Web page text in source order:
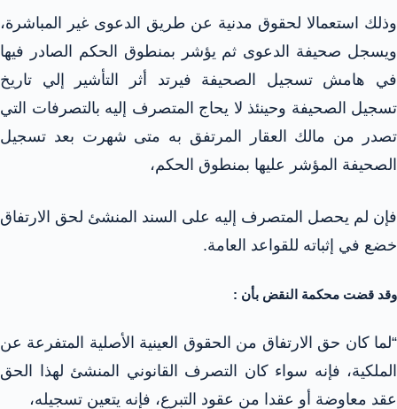
وذلك استعمالا لحقوق مدنية عن طريق الدعوى غير المباشرة،
ويسجل صحيفة الدعوى ثم يؤشر بمنطوق الحكم الصادر فيها
في هامش تسجيل الصحيفة فيرتد أثر التأشير إلي تاريخ
تسجيل الصحيفة وحينئذ لا يحاج المتصرف إليه بالتصرفات التي
تصدر من مالك العقار المرتفق به متى شهرت بعد تسجيل
الصحيفة المؤشر عليها بمنطوق الحكم،
فإن لم يحصل المتصرف إليه على السند المنشئ لحق الارتفاق
خضع في إثباته للقواعد العامة.
وقد قضت محكمة النقض بأن :
“لما كان حق الارتفاق من الحقوق العينية الأصلية المتفرعة عن
الملكية، فإنه سواء كان التصرف القانوني المنشئ لهذا الحق
عقد معاوضة أو عقدا من عقود التبرع، فإنه يتعين تسجيله،